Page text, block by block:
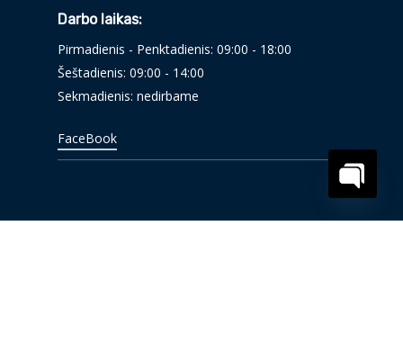
Darbo laikas:
Pirmadienis - Penktadienis: 09:00 - 18:00
Šeštadienis: 09:00 - 14:00
Sekmadienis: nedirbame
FaceBook
chaty